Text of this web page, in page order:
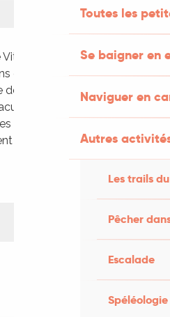
Toutes les
Se baigner en
Naviguer en
Autres
Les trails
Pêcher
Escalade
Spéléologie
T a la passion du
de son histoire, la troupe
spectacles qui ont été
Elle a tourné dans de
du Lot, de la Corrèze, de
qu'à un fil" est une...